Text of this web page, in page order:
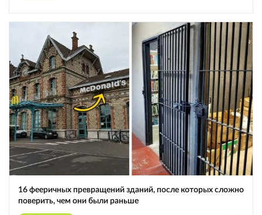
16 фееричных превращений зданий, после которых сложно
поверить, чем они были раньше